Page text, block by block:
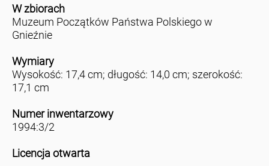
W zbiorach
Muzeum Początków Państwa Polskiego w
Gnieźnie
Wymiary
Wysokość: 17,4 cm; długość: 14,0 cm; szerokość:
17,1 cm
Numer inwentarzowy
1994:3/2
Licencja otwarta